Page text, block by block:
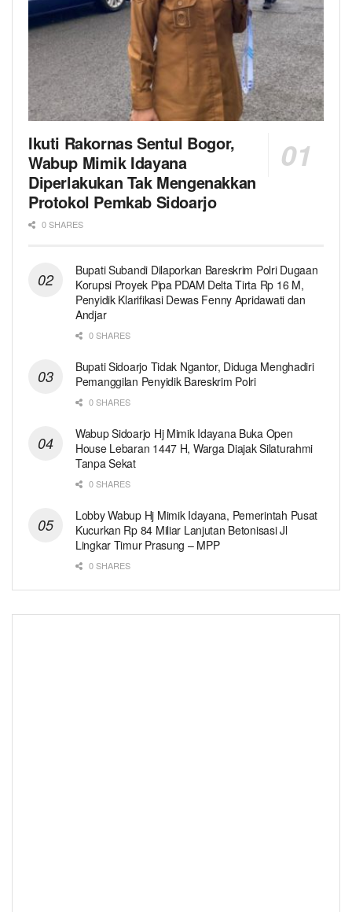
Ikuti Rakornas Sentul Bogor,
Wabup Mimik Idayana
Diperlakukan Tak Mengenakkan
Protokol Pemkab Sidoarjo
0 SHARES
Bupati Subandi Dilaporkan Bareskrim Polri Dugaan
Korupsi Proyek Pipa PDAM Delta Tirta Rp 16 M,
Penyidik Klarifikasi Dewas Fenny Apridawati dan
Andjar
0 SHARES
Bupati Sidoarjo Tidak Ngantor, Diduga Menghadiri
Pemanggilan Penyidik Bareskrim Polri
0 SHARES
Wabup Sidoarjo Hj Mimik Idayana Buka Open
House Lebaran 1447 H, Warga Diajak Silaturahmi
Tanpa Sekat
0 SHARES
Lobby Wabup Hj Mimik Idayana, Pemerintah Pusat
Kucurkan Rp 84 Miliar Lanjutan Betonisasi Jl
Lingkar Timur Prasung – MPP
0 SHARES